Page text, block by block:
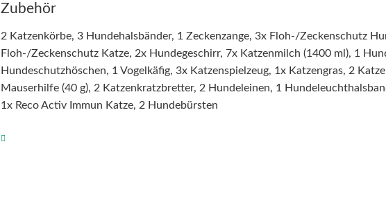
Zubehör
2 Katzenkörbe, 3 Hundehalsbänder, 1 Zeckenzange, 3x Floh-/Zeckenschutz
Floh-/Zeckenschutz Katze, 2x Hundegeschirr, 7x Katzenmilch (1400 ml), 1
Hundeschutzhöschen, 1 Vogelkäfig, 3x Katzenspielzeug, 1x Katzengras, 2
Mauserhilfe (40 g), 2 Katzenkratzbretter, 2 Hundeleinen, 1
1x Reco Activ Immun Katze, 2 Hundebürsten